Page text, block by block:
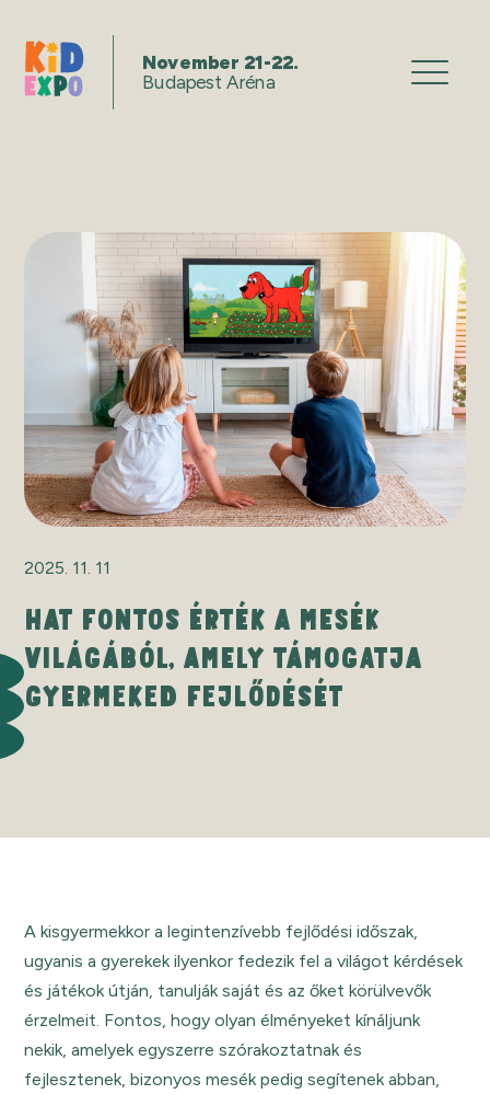
November 21-22.
Budapest Aréna
2025. 11. 11
HAT FONTOS ÉRTÉK A MESÉK
VILÁGÁBÓL, AMELY TÁMOGATJA
GYERMEKED FEJLŐDÉSÉT
A kisgyermekkor a legintenzívebb fejlődési időszak,
ugyanis a gyerekek ilyenkor fedezik fel a világot kérdések
és játékok útján, tanulják saját és az őket körülvevők
érzelmeit. Fontos, hogy olyan élményeket kínáljunk
nekik, amelyek egyszerre szórakoztatnak és
fejlesztenek, bizonyos mesék pedig segítenek abban,